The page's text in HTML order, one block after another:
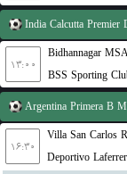
India Calcutta Premier
۱۳:۰۰
Bidhannagar
BSS Sporting
Argentina Primera B
۱۶:۳۰
Villa San Carlos
Deportivo